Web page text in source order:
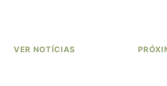
VER NOTÍCIAS